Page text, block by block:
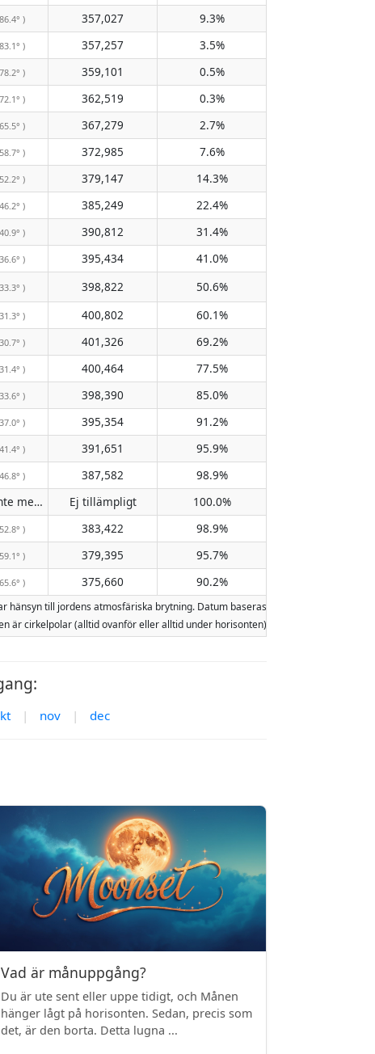
) 357,027
9.3%
) 357,257
3.5%
) 359,101
0.5%
) 362,519
0.3%
) 367,279
2.7%
) 372,985
7.6%
) 379,147
14.3%
) 385,249
22.4%
) 390,812
31.4%
) 395,434
41.0%
) 398,822
50.6%
) 400,802
60.1%
) 401,326
69.2%
) 400,464
77.5%
) 398,390
85.0%
) 395,354
91.2%
) 391,651
95.9%
) 387,582
98.9%
Passerar inte meridianen ( Ej tillämpligt )
Ej tillämpligt
100.0%
) 383,422
98.9%
) 379,395
95.7%
) 375,660 90.2%
till jordens atmosfäriska brytning. Datum baseras på den gregorianska
cirkelpolar (alltid ovanför eller alltid under horisonten). Två månuppgångar
| nov | dec
Vad är månuppgång?
Du är ute sent eller uppe tidigt, och Månen
hänger lågt på horisonten. Sedan, precis som
det, är den borta. Detta lugna ...